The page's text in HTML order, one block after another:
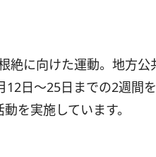
に向けた運動。地方公
日〜25日までの2週間
を実施しています。